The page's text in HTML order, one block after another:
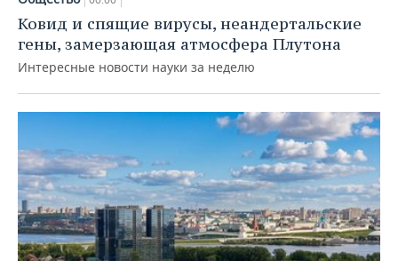
Ковид и спящие вирусы, неандертальские
гены, замерзающая атмосфера Плутона
Интересные новости науки за неделю